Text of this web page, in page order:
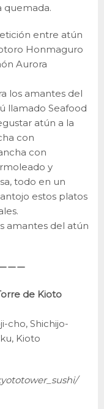
quemada.
entre atún
Honmaguro
Aurora
los amantes del
llamado Seafood
atún a la
con
con
y
todo en un
estos platos
amantes del atún
ーー
de Kioto
cho, Shichijo-
Kioto